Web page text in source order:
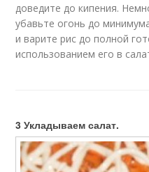
доведите до кипения.
убавьте огонь до
и варите рис до полной
использованием его в
3 Укладываем салат.